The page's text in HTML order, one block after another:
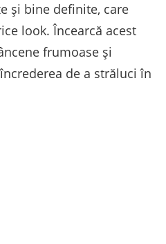
și bine definite, care
look. Încearcă acest
frumoase și
de a străluci în